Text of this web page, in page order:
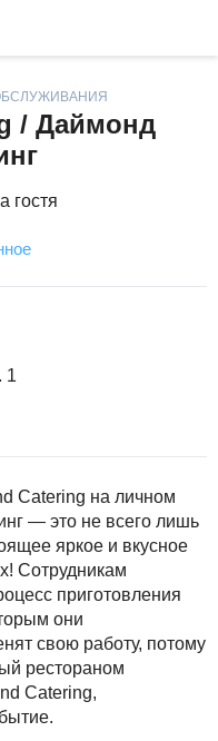
/ Даймонд
гостя
1
Catering на личном
— это не всего лишь
яркое и вкусное
Сотрудникам
приготовления
они
свою работу, потому
рестораном
Catering,